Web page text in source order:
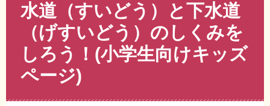
水道（すいどう）と下水道
（げすいどう）のしくみを
しろう！(小学生向けキッズ
ページ)